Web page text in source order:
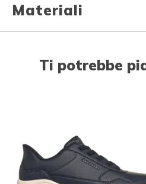
Materiali
Ti potrebbe